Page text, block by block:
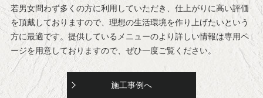
若男女問わず多くの方に利用していただき、仕上がりに高い評価
を頂戴しておりますので、理想の生活環境を作り上げたいという
方に最適です。提供しているメニューのより詳しい情報は専用ペ
ージを用意しておりますので、ぜひ一度ご覧ください。
施工事例へ